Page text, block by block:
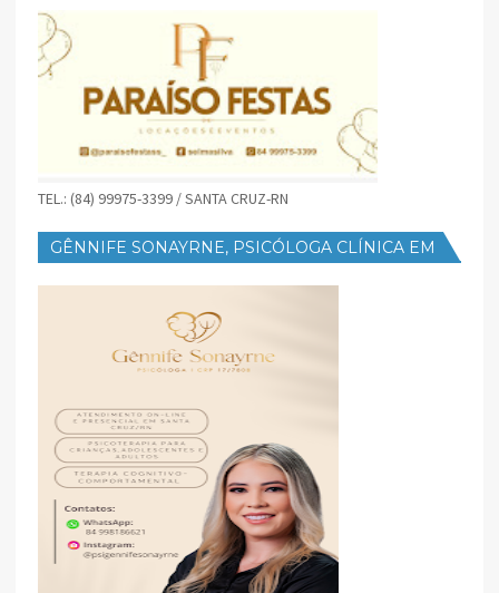
TEL.: (84) 99975-3399 / SANTA CRUZ-RN
GÊNNIFE SONAYRNE, PSICÓLOGA CLÍNICA EM